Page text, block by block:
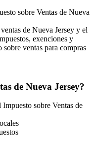
sobre Ventas de Nueva
de Nueva Jersey y el
exenciones y
ventas para compras
de Nueva Jersey?
sobre Ventas de